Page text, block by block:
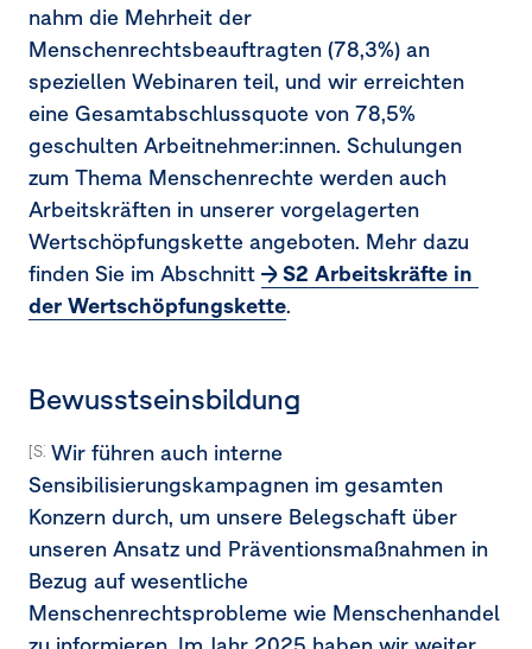
nahm die Mehrheit der
Menschenrechtsbeauftragten (78,3%) an
speziellen Webinaren teil, und wir erreichten
eine Gesamtabschlussquote von 78,5%
geschulten Arbeitnehmer:innen. Schulungen
zum Thema Menschenrechte werden auch
Arbeitskräften in unserer vorgelagerten
Wertschöpfungskette angeboten. Mehr dazu
finden Sie im Abschnitt
S2 Arbeitskräfte in
der Wertschöpfungskette.
Bewusstseinsbildung
[S1-4.37] [S1-4.38a, 38c] [MDR-A-68a]
Wir führen auch interne
Sensibilisierungskampagnen im gesamten
Konzern durch, um unsere Belegschaft über
unseren Ansatz und Präventionsmaßnahmen in
Bezug auf wesentliche
Menschenrechtsprobleme wie Menschenhandel